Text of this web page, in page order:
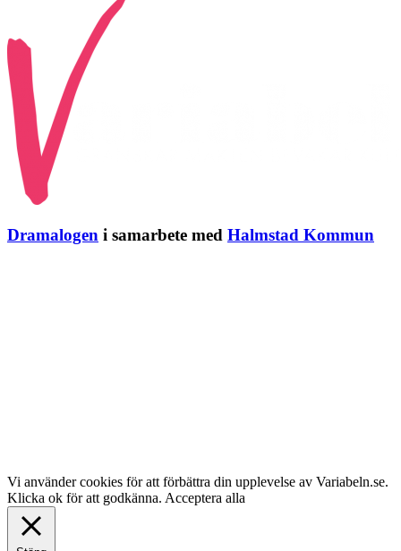
Dramalogen i samarbete med Halmstad Kommun
Vi använder cookies för att förbättra din upplevelse av Variabeln.se.
Klicka ok för att godkänna. Acceptera alla